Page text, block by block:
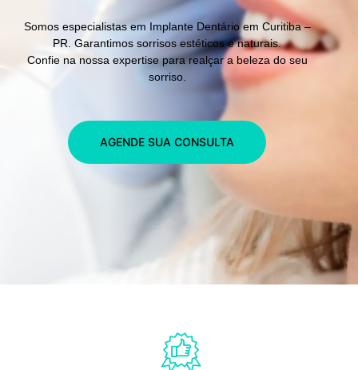
Somos especialistas em Implante Dentário em Curitiba –
PR. Garantimos sorrisos estéticos e naturais.
Confie na nossa expertise para realçar a beleza do seu
sorriso.
AGENDE SUA CONSULTA